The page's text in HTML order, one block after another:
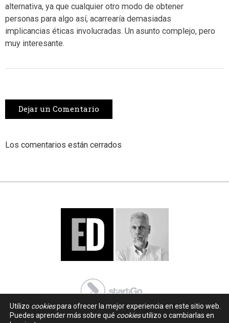
alternativa, ya que cualquier otro modo de obtener
personas para algo así, acarrearía demasiadas
implicancias éticas involucradas. Un asunto complejo, pero
muy interesante.
Dejar un Comentario
Los comentarios están cerrados
Utilizo cookiespara ofrecer la mejor experiencia en este sitio web.
Puedes aprender más sobre qué cookiesutilizo o cambiarlas en